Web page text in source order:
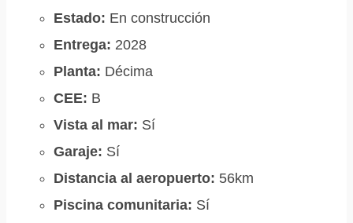
Estado: En construcción
Entrega: 2028
Planta: Décima
CEE: B
Vista al mar: Sí
Garaje: Sí
Distancia al aeropuerto: 56km
Piscina comunitaria: Sí